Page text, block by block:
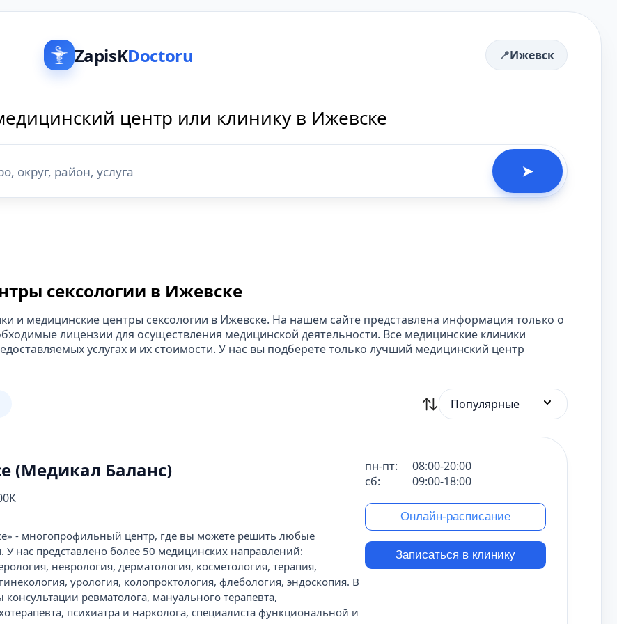
ZapisKDoctoru Ижевск
центр или клинику в Ижевске
➤
сексологии в Ижевске
и медицинские центры сексологии в Ижевске. На нашем сайте представлена информация только о
лицензии для осуществления медицинской деятельности. Все медицинские клиники
услугах и их стоимости. У нас вы подберете только лучший медицинский центр
Популярные
(Медикал Баланс)
- многопрофильный центр, где вы можете решить любые
У нас представлено более 50 медицинских направлений:
неврология, дерматология, косметология, терапия,
урология, колопроктология, флебология, эндоскопия. В
ревматолога, мануального терапевта,
психиатра и нарколога, специалиста функциональной и
пн-пт:
08:00-20:00
сб:
09:00-18:00
Онлайн-расписание
Записаться в клинику